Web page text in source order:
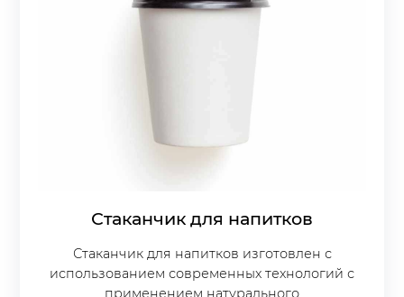
Стаканчик для напитков
Стаканчик для напитков изготовлен с
использованием современных технологий с
применением натурального